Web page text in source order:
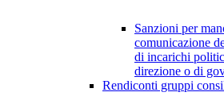
Sanzioni per
comunicazione
di incarichi
direzione o di
Rendiconti gruppi